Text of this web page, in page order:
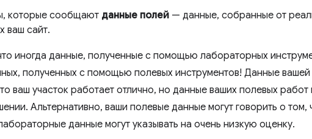
которые сообщают данные полей — данные, собранные от
ваш сайт.
иногда данные, полученные с помощью лабораторных
полученных с помощью полевых инструментов! Данные
ваш участок работает отлично, но данные ваших полевых работ
Альтернативно, ваши полевые данные могут говорить о том,
данные могут указывать на очень низкую оценку.